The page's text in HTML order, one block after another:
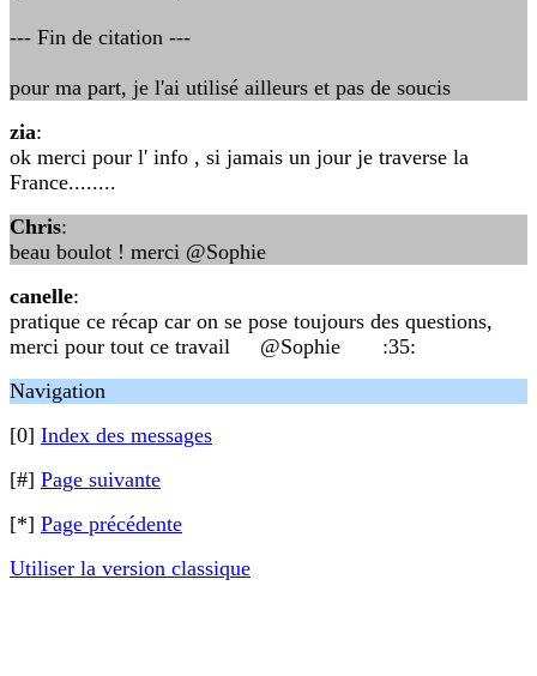
--- Fin de citation ---
pour ma part, je l'ai utilisé ailleurs et pas de soucis
zia:
ok merci pour l' info , si jamais un jour je traverse la
France........
Chris:
beau boulot ! merci @Sophie
canelle:
pratique ce récap car on se pose toujours des questions,
merci pour tout ce travail @Sophie :35:
Navigation
[0] Index des messages
[#] Page suivante
[*] Page précédente
Utiliser la version classique